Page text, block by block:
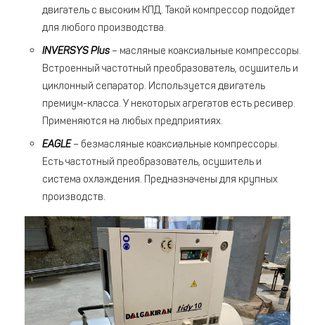
двигатель с высоким КПД. Такой компрессор подойдет
для любого производства.
INVERSYS Plus – масляные коаксиальные компрессоры.
Встроенный частотный преобразователь, осушитель и
циклонный сепаратор. Используется двигатель
премиум-класса. У некоторых агрегатов есть ресивер.
Применяются на любых предприятиях.
EAGLE – безмасляные коаксиальные компрессоры.
Есть частотный преобразователь, осушитель и
система охлаждения. Предназначены для крупных
производств.